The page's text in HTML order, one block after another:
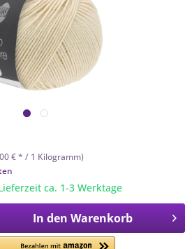
€ * / 1 Kilogramm)
ca. 1-3 Werktage
In den Warenkorb